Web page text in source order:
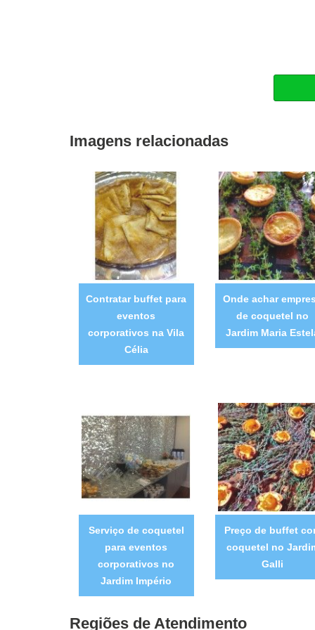
Imagens relacionadas
Contratar buffet para
eventos
corporativos na Vila
Célia
Onde achar
de coquetel no
Jardim Maria
Serviço de coquetel
para eventos
corporativos no
Jardim Império
Preço de buffet
coquetel no
Galli
Regiões de Atendimento